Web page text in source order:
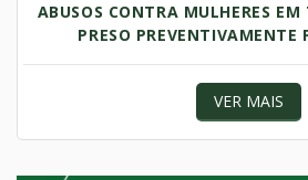
ABUSOS CONTRA MULHERES EM
PRESO PREVENTIVAMENTE
VER MAIS